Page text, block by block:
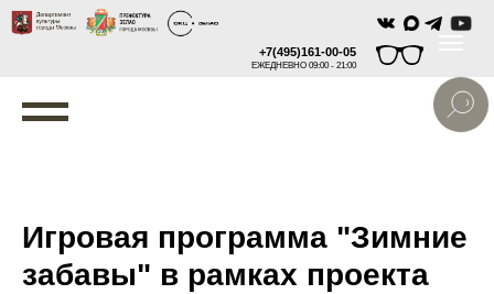
+7(495)161-00-05
ЕЖЕДНЕВНО 09:00 - 21:00
Игровая программа "Зимние
забавы" в рамках проекта